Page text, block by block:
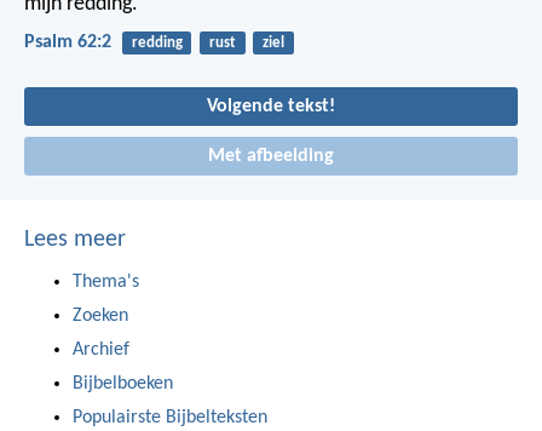
mijn redding.
Psalm 62:2 redding rust ziel
Volgende tekst!
Met afbeelding
Lees meer
Thema's
Zoeken
Archief
Bijbelboeken
Populairste Bijbelteksten